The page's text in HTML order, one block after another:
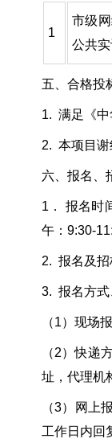
1
市级
公共
五、合格投
1. 满足《中
2. 本项目
六、报名、
1． 报名时
午：9:30-
2. 报名及招
3. 报名方式
（1）现场
（2）快递
址，代理机
（3）网上
工作日内回